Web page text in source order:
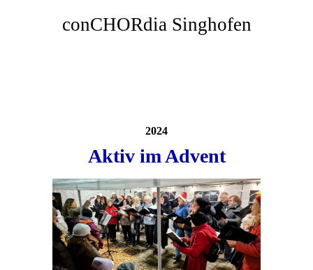
conCHORdia Singhofen
2024
Aktiv im Advent